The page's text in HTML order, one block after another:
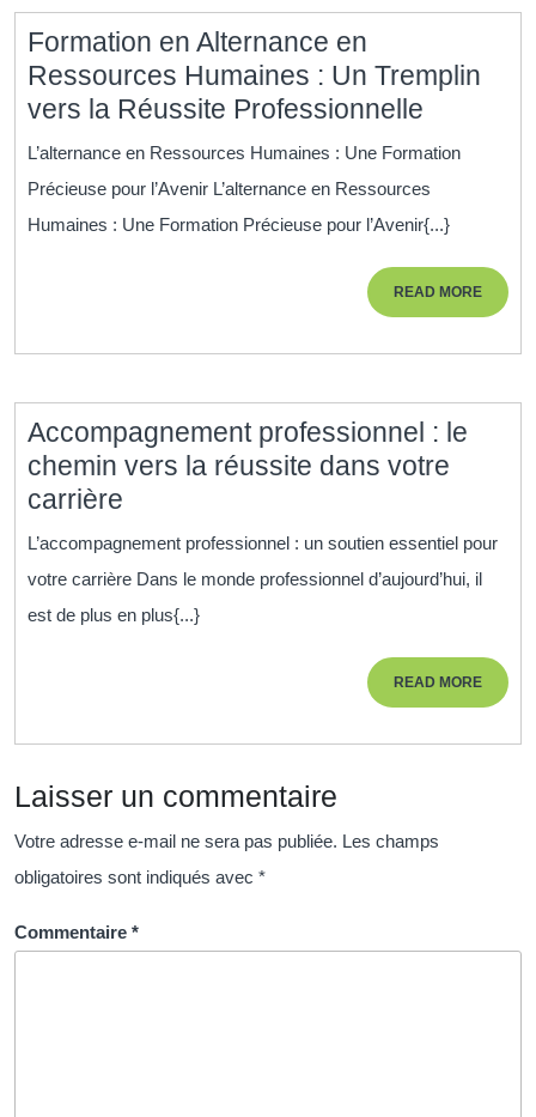
de
Patrimoine
Formation en Alternance en
Ressources Humaines : Un Tremplin
vers la Réussite Professionnelle
en
vers
la
Réussite
L’alternance en Ressources Humaines : Une Formation
Précieuse pour l’Avenir L’alternance en Ressources
Humaines : Une Formation Précieuse pour l’Avenir{...}
READ MOREREAD
MORE
Accompagnement professionnel : le
chemin vers la réussite dans votre
carrière
professionnel
chemin
votre
carrière
L’accompagnement professionnel : un soutien essentiel pour
votre carrière Dans le monde professionnel d’aujourd’hui, il
est de plus en plus{...}
READ MOREREAD
MORE
Laisser un commentaire
Votre adresse e-mail ne sera pas publiée. Les champs
obligatoires sont indiqués avec *
Commentaire *